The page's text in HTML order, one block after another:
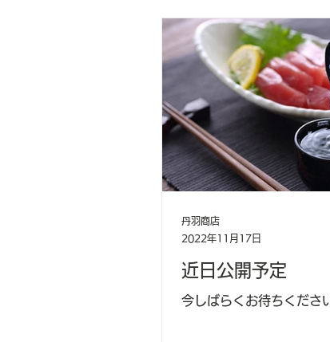
近日公開予定
今しばらくお待ちくださ
丹羽商店
2022年11月17日